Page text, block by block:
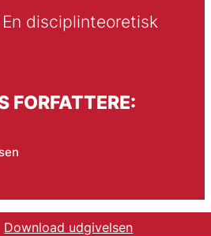
disciplinteoretisk
FORFATTERE:
Download udgivelsen